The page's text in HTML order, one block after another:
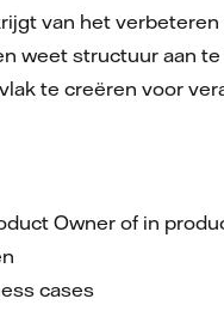
van het
weet structuur aan
te creëren voor
Owner of in
cases